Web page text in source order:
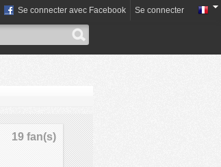
Se connecter avec Facebook Se connecter
19 fan(s)